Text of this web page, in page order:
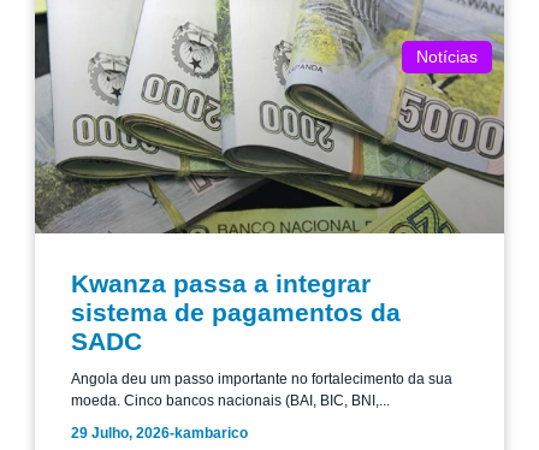
Notícias
Kwanza passa a integrar
sistema de pagamentos da
SADC
Angola deu um passo importante no fortalecimento da sua
moeda. Cinco bancos nacionais (BAI, BIC, BNI,...
29 Julho, 2026-kambarico